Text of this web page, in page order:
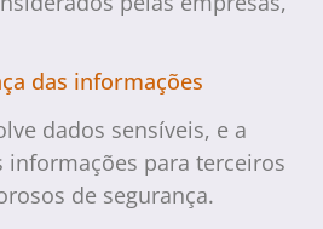
das informações
dados sensíveis, e a
informações para terceiros
de segurança.